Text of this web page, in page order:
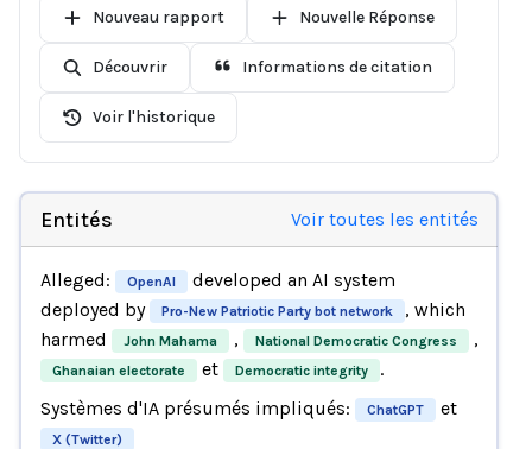
Nouveau rapport Nouvelle Réponse
Découvrir Informations de citation
Voir l'historique
Entités Voir toutes les entités
Alleged: OpenAI
developed an AI system
deployed by
Pro-New Patriotic Party bot network
, which
harmed
John Mahama , National Democratic Congress ,
Ghanaian electorate et Democratic integrity
.
Systèmes d'IA présumés impliqués:
ChatGPT et
X (Twitter)